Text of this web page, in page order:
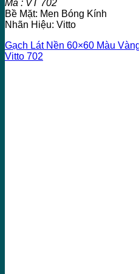
Mã : VT 702
Bề Mặt: Men Bóng Kính
Nhãn Hiệu: Vitto
Gạch Lát Nền 60×60 Màu
Vitto 702